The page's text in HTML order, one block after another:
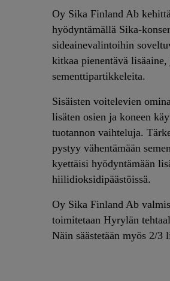
Oy Sika Finland Ab
hyödyntämällä Sika-
sideainevalintoihin
kitkaa pienentävä
sementtipartikkeleita.
Sisäisten voitelevien
lisäten osien ja koneen
tuotannon vaihteluja.
pystyy vähentämään
kyettäisi hyödyntämään
hiilidioksidipäästöissä.
Oy Sika Finland Ab
toimitetaan Hyrylän
Näin säästetään myös 2/3